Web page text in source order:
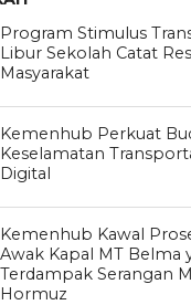
Program Stimulus
Libur Sekolah Catat
Masyarakat
Kemenhub Perkuat
Keselamatan
Digital
Kemenhub Kawal
Awak Kapal MT Belma
Terdampak Serangan
Hormuz